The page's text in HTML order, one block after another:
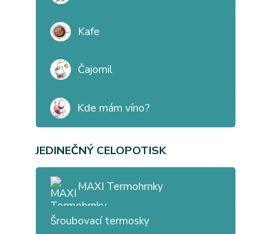
Kafe
Čajomil
Kde mám víno?
JEDINEČNÝ CELOPOTISK
MAXI Termohrnky
Šroubovací termosky